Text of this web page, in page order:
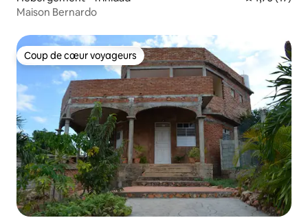
Maison Bernardo
Coup de cœur voyageurs
Coup de cœur voyageurs